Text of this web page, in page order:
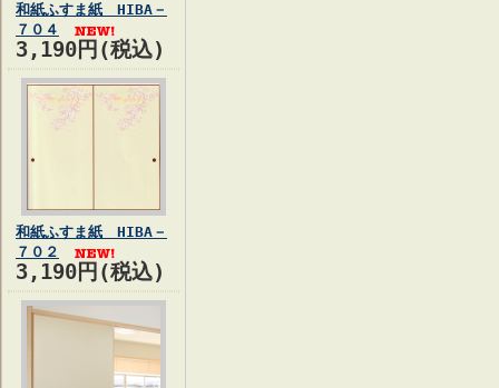
和紙ふすま紙 HIBA－
７０４
3,190円(税込)
和紙ふすま紙 HIBA－
７０２
3,190円(税込)